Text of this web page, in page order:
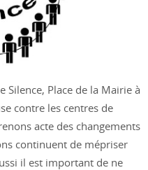
Silence, Place de la Mairie à
contre les centres de
acte des changements
continuent de mépriser
il est important de ne